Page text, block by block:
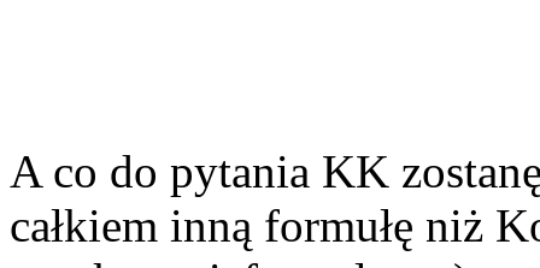
A co do pytania KK
całkiem inną formułę niż